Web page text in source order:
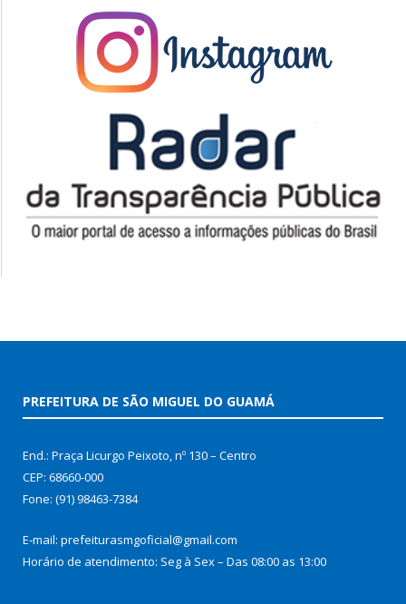
PREFEITURA DE SÃO MIGUEL DO GUAMÁ
End.: Praça Licurgo Peixoto, nº 130 – Centro
CEP: 68660-000
Fone: (91) 98463-7384
E-mail: prefeiturasmgoficial@gmail.com
Horário de atendimento: Seg à Sex – Das 08:00 as 13:00